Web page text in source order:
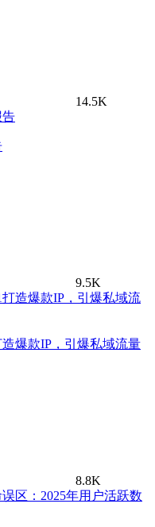
14.5K
9.5K
爆款IP，引爆私域流量
8.8K